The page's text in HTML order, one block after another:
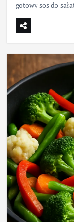
gotowy sos do